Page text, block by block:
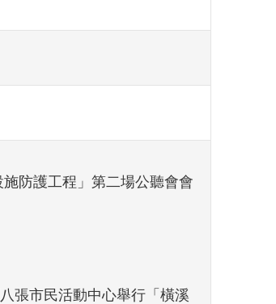
防護工程」第二場公聽會會
張市民活動中心舉行「橫溪